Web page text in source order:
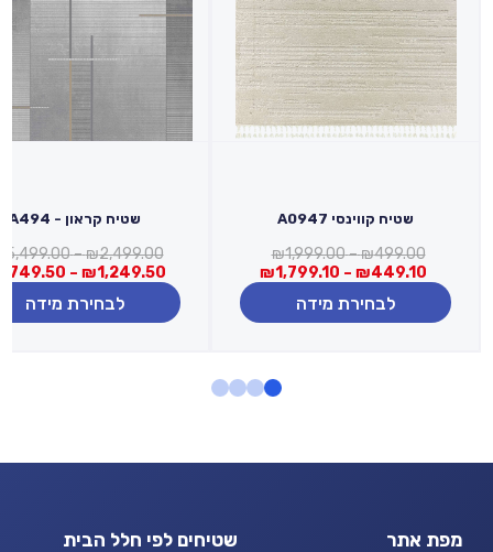
שטיח קווינסי A0947
₪499.00
–
₪1,999.00
טווח
מחירים:
⁦₪1,999.00⁩
₪449.10
–
₪1,799.10
טווח
מחירים:
עד
לבחירת מידה
שטיח קראון - A494
₪2,499.00
–
5,499.00
₪1,249.50
–
לבחירת מידה
מפת אתר
שטיחים לפי חלל הבית